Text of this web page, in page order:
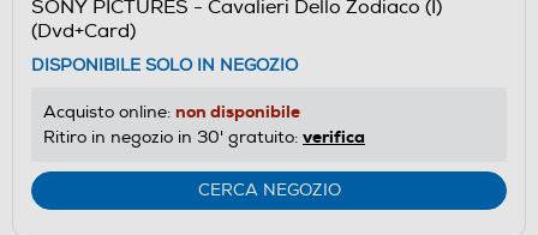
SONY PICTURES - Cavalieri Dello Zodiaco (I)
(Dvd+Card)
DISPONIBILE SOLO IN NEGOZIO
Acquisto online: non disponibile
Ritiro in negozio in 30' gratuito: verifica
CERCA NEGOZIO